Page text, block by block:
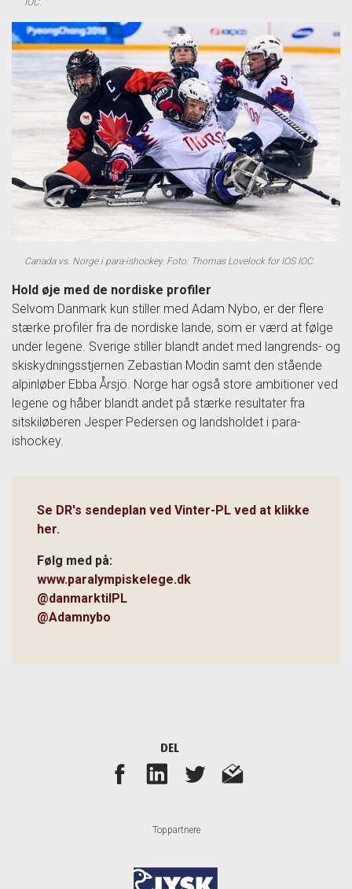
Toppartnere
IOC.
Canada vs. Norge i para-ishockey. Foto: Thomas Lovelock for IOS IOC.
Hold øje med de nordiske profiler
Selvom Danmark kun stiller med Adam Nybo, er der flere
stærke profiler fra de nordiske lande, som er værd at følge
under legene. Sverige stiller blandt andet med langrends- og
skiskydningsstjernen Zebastian Modin samt den stående
alpinløber Ebba Årsjö. Norge har også store ambitioner ved
legene og håber blandt andet på stærke resultater fra
sitskiløberen Jesper Pedersen og landsholdet i para-
ishockey.
Se DR's sendeplan ved Vinter-PL ved at klikke
her.
Følg med på:
www.paralympiskelege.dk
@danmarktilPL
@Adamnybo
DEL